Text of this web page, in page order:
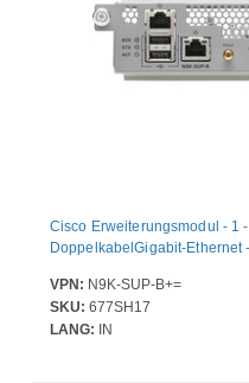
Cisco Erweiterungsmodul - 1
DoppelkabelGigabit-Ethernet
VPN: N9K-SUP-B+=
SKU: 677SH17
LANG: IN